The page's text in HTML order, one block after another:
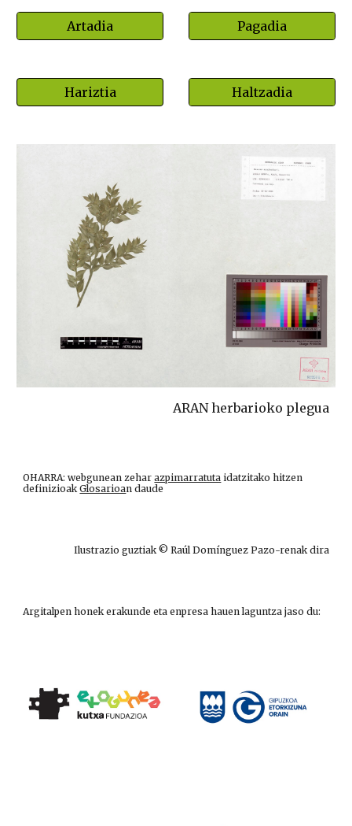
Artadia Pagadia
Hariztia Haltzadia
ARAN herbarioko plegua
OHARRA: webgunean zeharazpimarratuta idatzitako hitzen
definizioakGlosarioan daude
Ilustrazio guztiak © Raúl Domínguez Pazo-renak dira
Argitalpen honek erakunde eta enpresa hauen laguntza jaso du: